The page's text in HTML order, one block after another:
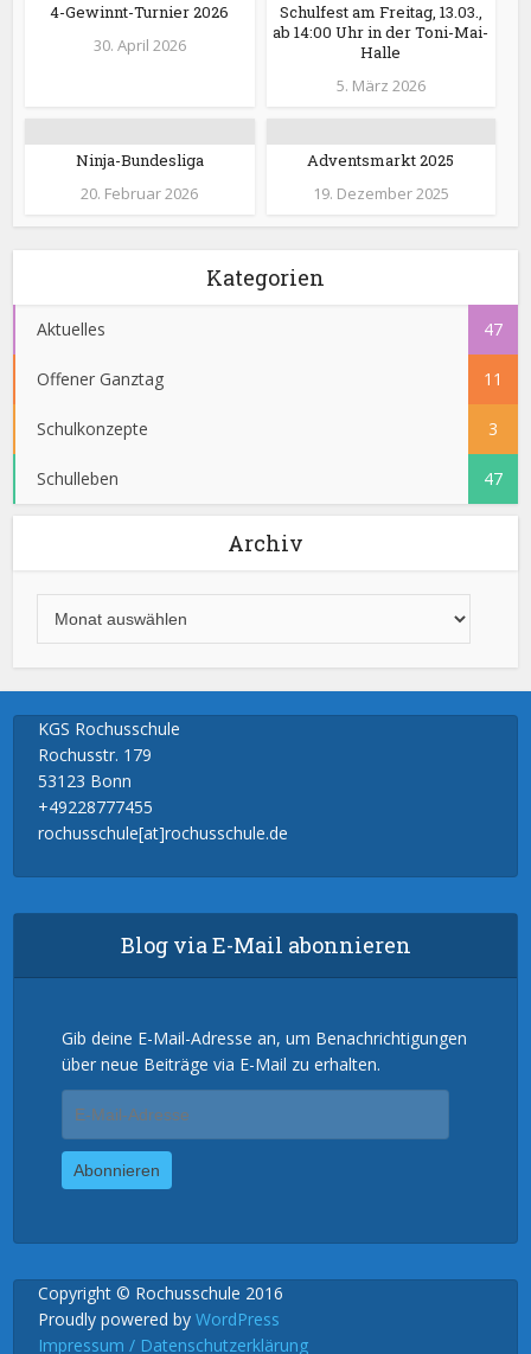
4-Gewinnt-Turnier 2026
30. April 2026
Schulfest am Freitag, 13.03.,
ab 14:00 Uhr in der Toni-Mai-
Halle
5. März 2026
Ninja-Bundesliga
20. Februar 2026
Adventsmarkt 2025
19. Dezember 2025
Kategorien
Aktuelles 47
Offener Ganztag 11
Schulkonzepte 3
Schulleben 47
Archiv
KGS Rochusschule
Rochusstr. 179
53123 Bonn
+49228777455
rochusschule[at]rochusschule.de
Blog via E-Mail abonnieren
Gib deine E-Mail-Adresse an, um Benachrichtigungen
über neue Beiträge via E-Mail zu erhalten.
Mail-
Adresse
Abonnieren
Copyright © Rochusschule 2016
Proudly powered byWordPress
Impressum / Datenschutzerklärung